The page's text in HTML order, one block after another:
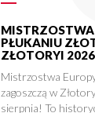
PŁUKANIU
ZŁOTORYI 2026
Mistrzostwa
zagoszczą w
sierpnia! To